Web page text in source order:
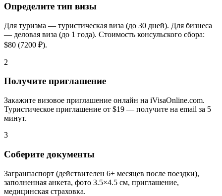
Определите тип визы
Для туризма — туристическая виза (до 30 дней). Для бизнеса
— деловая виза (до 1 года). Стоимость консульского сбора:
$80 (7200 ₽).
2
Получите приглашение
Закажите визовое приглашение онлайн на iVisaOnline.com.
Туристическое приглашение от $19 — получите на email за 5
минут.
3
Соберите документы
Загранпаспорт (действителен 6+ месяцев после поездки),
заполненная анкета, фото 3.5×4.5 см, приглашение,
медицинская страховка.